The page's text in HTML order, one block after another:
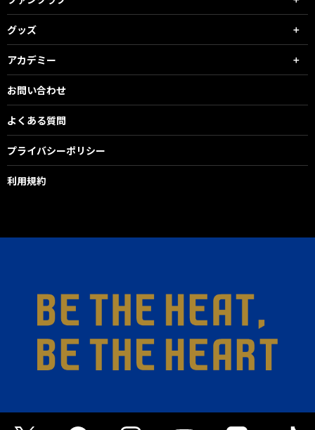
グッズ
アカデミー
お問い合わせ
よくある質問
プライバシーポリシー
利用規約